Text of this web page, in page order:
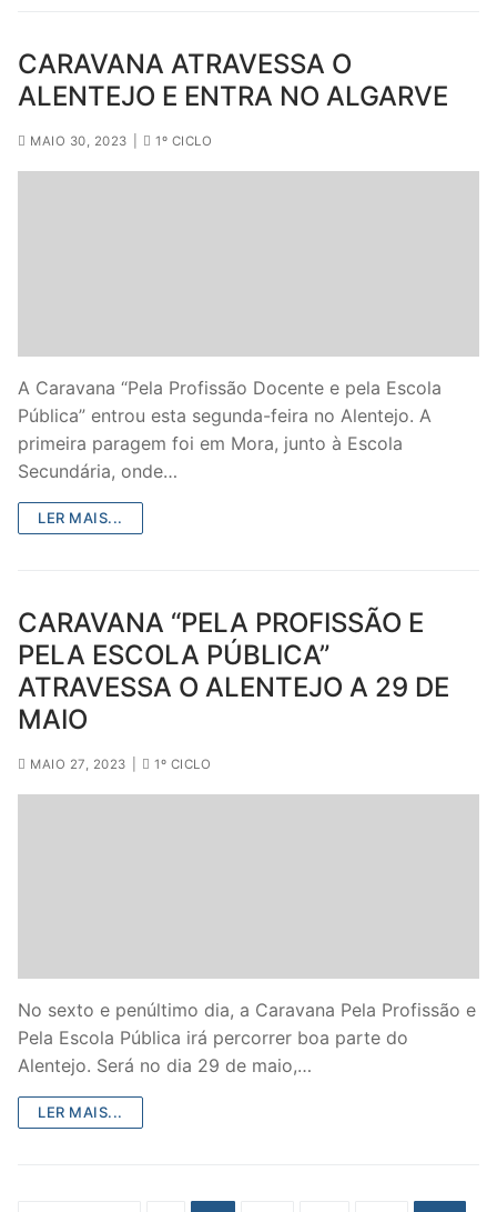
CARAVANA ATRAVESSA O
ALENTEJO E ENTRA NO ALGARVE
MAIO 30, 2023 1º CICLO
A Caravana “Pela Profissão Docente e pela Escola
Pública” entrou esta segunda-feira no Alentejo. A
primeira paragem foi em Mora, junto à Escola
Secundária, onde…
LER MAIS...
CARAVANA “PELA PROFISSÃO E
PELA ESCOLA PÚBLICA”
ATRAVESSA O ALENTEJO A 29 DE
MAIO
MAIO 27, 2023 1º CICLO
No sexto e penúltimo dia, a Caravana Pela Profissão e
Pela Escola Pública irá percorrer boa parte do
Alentejo. Será no dia 29 de maio,…
LER MAIS...